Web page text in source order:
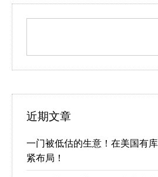
近期文章
一门被低估的生意！在美国有
紧布局！